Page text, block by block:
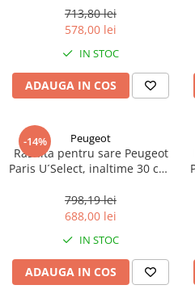
buc
713,80 lei
578,00 lei
IN STOC
ADAUGA IN COS
-14% Peugeot
Rasnita pentru sare Peugeot
Paris U´Select, inaltime 30 cm,
798,19 lei
688,00 lei
IN STOC
ADAUGA IN COS